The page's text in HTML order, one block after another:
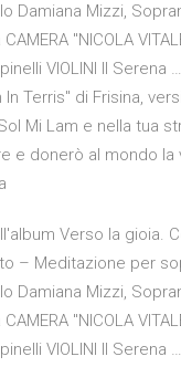
Damiana Mizzi,
"NICOLA
VIOLINI II Serena
Terris" di Frisina,
Mi Lam e nella tua
e donerò al mondo la
Verso la gioia.
– Meditazione per
Damiana Mizzi,
"NICOLA
VIOLINI II Serena